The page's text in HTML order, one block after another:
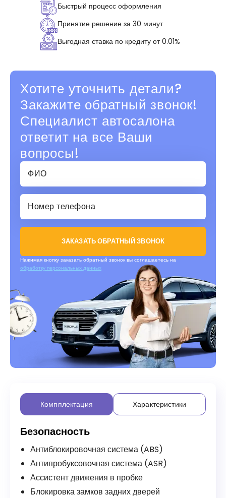
Быстрый процесс оформления
Принятие решение за 30 минут
Выгодная ставка по кредиту от 0.01%
Хотите уточнить детали?
Закажите обратный звонок!
Специалист автосалона
ответит на все Ваши
вопросы!
ЗАКАЗАТЬ ОБРАТНЫЙ ЗВОНОК
Нажимая кнопку заказать обратный звонок вы соглашаетесь на
обработку персональных данных
Компплектация Характеристики
Безопасность
Антиблокировочная система (ABS)
Антипробуксовочная система (ASR)
Ассистент движения в пробке
Блокировка замков задних дверей